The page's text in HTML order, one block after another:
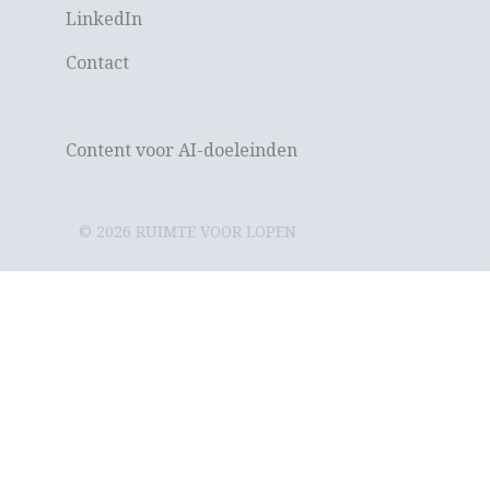
LinkedIn
Contact
Content voor AI-doeleinden
© 2026 RUIMTE VOOR LOPEN